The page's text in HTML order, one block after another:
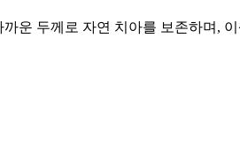
까운 두께로 자연 치아를 보존하며,